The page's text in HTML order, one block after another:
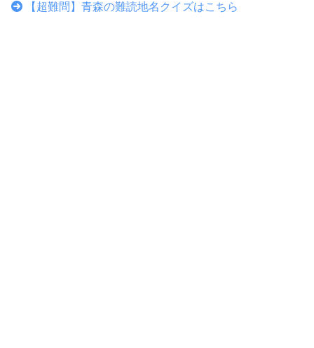
【超難問】青森の難読地名クイズはこちら